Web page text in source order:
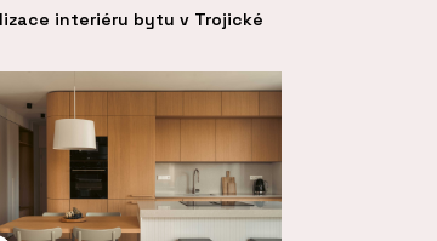
interiéru bytu v Trojické